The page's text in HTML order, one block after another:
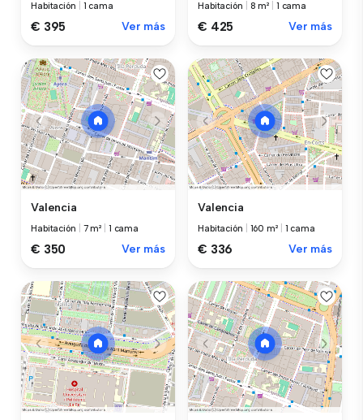
Habitación 1 cama
€ 395 Ver más
Habitación 8 m² 1 cama
€ 425 Ver más
Valencia
Habitación 7 m² 1 cama
€ 350 Ver más
Valencia
Habitación 160 m² 1 cama
€ 336 Ver más